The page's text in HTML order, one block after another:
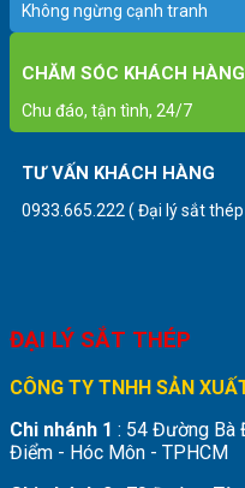
Không ngừng cạnh tranh
CHĂM SÓC KHÁCH HÀNG
Chu đáo, tận tình, 24/7
TƯ VẤN KHÁCH HÀNG
0933.665.222 ( Đại lý sắt thép
ĐẠI LÝ SẮT THÉP
CÔNG TY TNHH SẢN
Chi nhánh 1 : 54 Đường Bà
Điểm - Hóc Môn - TPHCM